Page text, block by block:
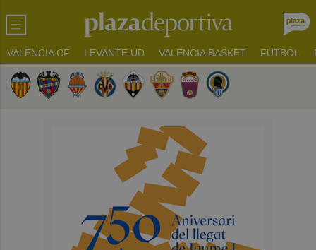
VALENCIA CF LEVANTE UD VALENCIA BASKET FUTBOL